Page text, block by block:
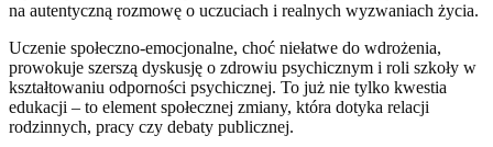
na autentyczną rozmowę o uczuciach i realnych wyzwaniach życia.
Uczenie społeczno-emocjonalne, choć niełatwe do wdrożenia,
prowokuje szerszą dyskusję o zdrowiu psychicznym i roli szkoły w
kształtowaniu odporności psychicznej. To już nie tylko kwestia
edukacji – to element społecznej zmiany, która dotyka relacji
rodzinnych, pracy czy debaty publicznej.